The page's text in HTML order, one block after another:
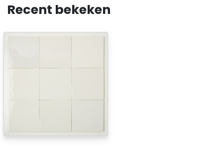
Recent bekeken